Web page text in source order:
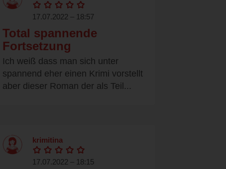
17.07.2022 – 18:57
Total spannende
Fortsetzung
Ich weiß dass man sich unter
spannend eher einen Krimi vorstellt
aber dieser Roman der als Teil...
krimitina
17.07.2022 – 18:15